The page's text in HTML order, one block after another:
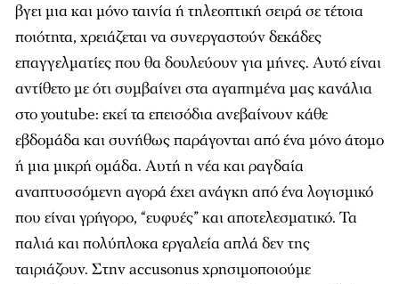
βγει μια και μόνο ταινία ή τηλεοπτική σειρά σε τέτοια
ποιότητα, χρειάζεται να συνεργαστούν δεκάδες
επαγγελματίες που θα δουλεύουν για μήνες. Αυτό είναι
αντίθετο με ότι συμβαίνει στα αγαπημένα μας κανάλια
στο youtube: εκεί τα επεισόδια ανεβαίνουν κάθε
εβδομάδα και συνήθως παράγονται από ένα μόνο άτομο
ή μια μικρή ομάδα. Αυτή η νέα και ραγδαία
αναπτυσσόμενη αγορά έχει ανάγκη από ένα λογισμικό
που είναι γρήγορο, “ευφυές” και αποτελεσματικό. Τα
παλιά και πολύπλοκα εργαλεία απλά δεν της
ταιριάζουν. Στην accusonus χρησιμοποιούμε